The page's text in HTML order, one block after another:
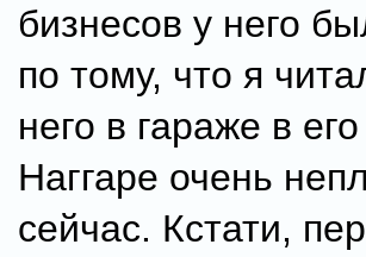
бизнесов у него
по тому, что я
него в гараже в
Наггаре очень
сейчас. Кстати,